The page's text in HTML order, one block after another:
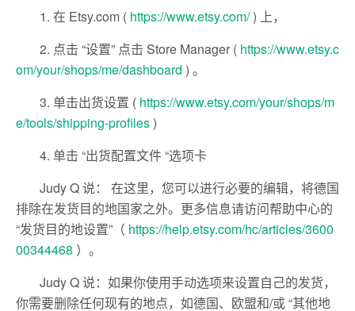
1. 在 Etsy.com ( https://www.etsy.com/) 上，
2. 点击 “设置” 点击 Store Manager ( https://www.etsy.c
om/your/shops/me/dashboard ) 。
3. 单击出货设置 ( https://www.etsy.com/your/shops/m
e/tools/shipping-profiles)
4. 单击 “出货配置文件 “选项卡
Judy Q 说： 在这里，您可以进行必要的编辑，将德国
排除在发货目的地国家之外。更多信息请访问帮助中心的
“发货目的地设置”（ https://help.etsy.com/hc/articles/3600
00344468 ）。
Judy Q 说：如果你使用手动选项来设置自己的发货，
你需要删除任何现有的地点，如德国、欧盟和/或 “其他地